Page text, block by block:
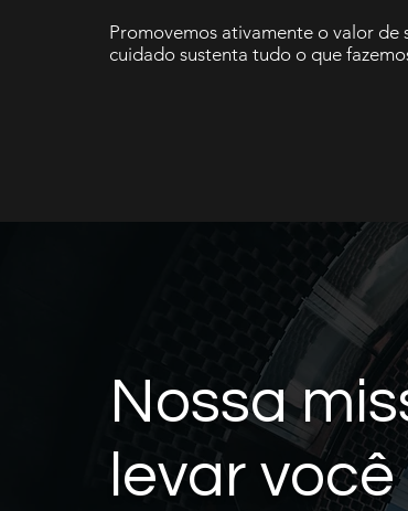
Promovemos ativamente o valor de
cuidado sustenta tudo o que
Nossa
levar